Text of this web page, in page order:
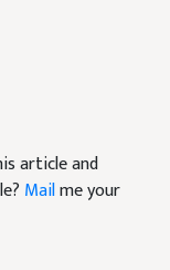
article and
Mailme your